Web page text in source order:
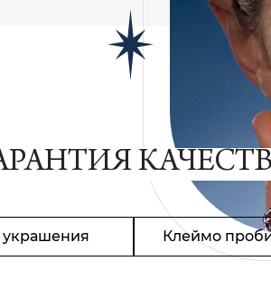
украшения Клеймо